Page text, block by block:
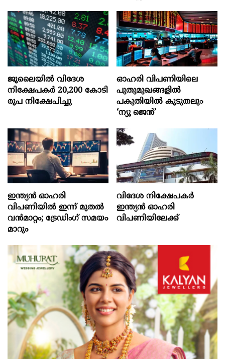
ജൂലൈയില്‍ വിദേശ
നിക്ഷേപകര്‍ 20,200 കോടി
രൂപ നിക്ഷേപിച്ചു
ഓഹരി വിപണിയിലെ
പുതുമുഖങ്ങളിൽ
പകുതിയിൽ കൂടുതലും
‘ന്യൂ ജെൻ’
ഇന്ത്യൻ ഓഹരി
വിപണിയിൽ ഇന്ന് മുതൽ
വൻമാറ്റം; ട്രേഡിംഗ് സമയം
മാറും
വിദേശ നിക്ഷേപകര്‍
ഇന്ത്യൻ ഓഹരി
വിപണിയിലേക്ക്